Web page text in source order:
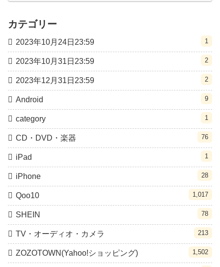
カテゴリー
2023年10月24日23:59 1
2023年10月31日23:59 2
2023年12月31日23:59 2
Android 9
category 1
CD・DVD・楽器 76
iPad 1
iPhone 28
Qoo10 1,017
SHEIN 78
TV・オーディオ・カメラ 213
ZOZOTOWN(Yahoo!ショッピング) 1,502